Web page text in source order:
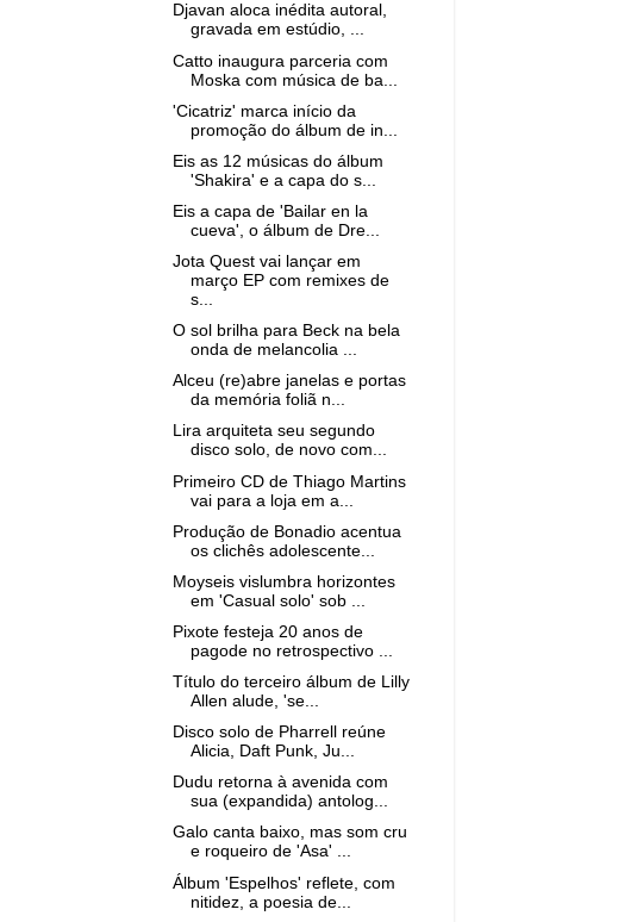
Djavan aloca inédita autoral,
gravada em estúdio, ...
Catto inaugura parceria com
Moska com música de ba...
'Cicatriz' marca início da
promoção do álbum de in...
Eis as 12 músicas do álbum
'Shakira' e a capa do s...
Eis a capa de 'Bailar en la
cueva', o álbum de Dre...
Jota Quest vai lançar em
março EP com remixes de
s...
O sol brilha para Beck na bela
onda de melancolia ...
Alceu (re)abre janelas e portas
da memória foliã n...
Lira arquiteta seu segundo
disco solo, de novo com...
Primeiro CD de Thiago Martins
vai para a loja em a...
Produção de Bonadio acentua
os clichês adolescente...
Moyseis vislumbra horizontes
em 'Casual solo' sob ...
Pixote festeja 20 anos de
pagode no retrospectivo ...
Título do terceiro álbum de Lilly
Allen alude, 'se...
Disco solo de Pharrell reúne
Alicia, Daft Punk, Ju...
Dudu retorna à avenida com
sua (expandida) antolog...
Galo canta baixo, mas som cru
e roqueiro de 'Asa' ...
Álbum 'Espelhos' reflete, com
nitidez, a poesia de...